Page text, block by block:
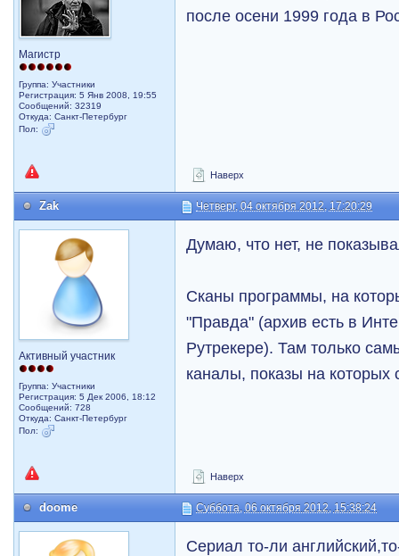
Магистр
Группа: Участники
Регистрация: 5 Янв 2008, 19:55
Сообщений: 32319
Откуда: Санкт-Петербург
Пол:
после осени 1999 года в
Наверх
Zak Четверг, 04 октября 2012, 17:20:29
Активный участник
Группа: Участники
Регистрация: 5 Дек 2006, 18:12
Сообщений: 728
Откуда: Санкт-Петербург
Пол:
Думаю, что нет, не
Сканы программы, на
"Правда" (архив есть в
Рутрекере). Там только
каналы, показы на которых
Наверх
doome Суббота, 06 октября 2012, 15:38:24
Сериал то-ли